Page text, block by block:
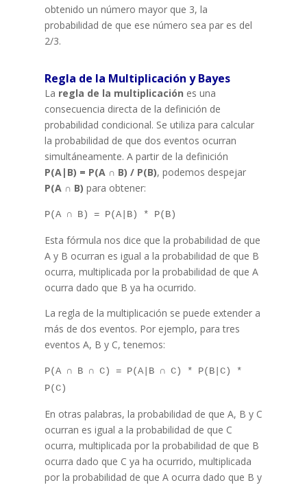
obtenido un número mayor que 3, la
probabilidad de que ese número sea par es del
2/3.
Regla de la Multiplicación y Bayes
La regla de la multiplicación es una
consecuencia directa de la definición de
probabilidad condicional. Se utiliza para calcular
la probabilidad de que dos eventos ocurran
simultáneamente. A partir de la definición
P(A|B) = P(A ∩ B) / P(B), podemos despejar
P(A ∩ B) para obtener:
P(A ∩ B) = P(A|B) * P(B)
Esta fórmula nos dice que la probabilidad de que
A y B ocurran es igual a la probabilidad de que B
ocurra, multiplicada por la probabilidad de que A
ocurra dado que B ya ha ocurrido.
La regla de la multiplicación se puede extender a
más de dos eventos. Por ejemplo, para tres
eventos A, B y C, tenemos:
P(A ∩ B ∩ C) = P(A|B ∩ C) * P(B|C) *
P(C)
En otras palabras, la probabilidad de que A, B y C
ocurran es igual a la probabilidad de que C
ocurra, multiplicada por la probabilidad de que B
ocurra dado que C ya ha ocurrido, multiplicada
por la probabilidad de que A ocurra dado que B y